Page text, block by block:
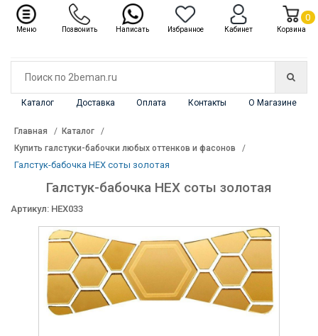
Каталог Доставка Оплата Контакты О Магазине
Каталог ✖
Главная
Каталог
Купить галстуки-бабочки любых оттенков и фасонов
Галстук-бабочка HEX соты золотая
Галстук-бабочка HEX соты золотая
Артикул: HEX033
Меню Позвонить Написать Избранное Кабинет Корзина
0